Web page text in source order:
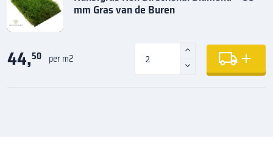
mm Gras van de Buren
44,50 per m2